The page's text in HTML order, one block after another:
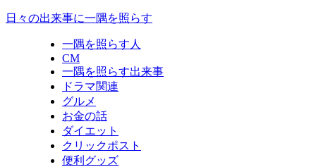
日々の出来事に一隅を照らす
一隅を照らす人
CM
一隅を照らす出来事
ドラマ関連
グルメ
お金の話
ダイエット
クリックポスト
便利グッズ